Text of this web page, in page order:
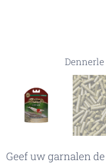
Dennerle
Geef uw garnalen